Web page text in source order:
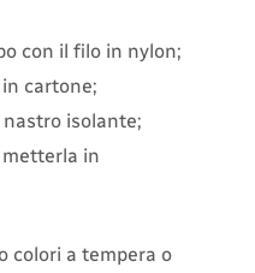
con il filo in nylon;
cartone;
isolante;
in
colori a tempera o